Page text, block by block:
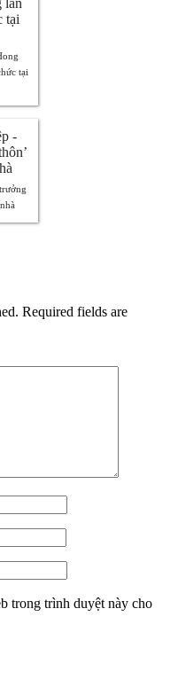
tại
Required fields are
trong trình duyệt này cho